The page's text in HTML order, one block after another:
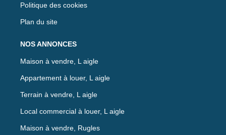
Politique des cookies
Plan du site
NOS ANNONCES
Maison à vendre, L aigle
Appartement à louer, L aigle
Terrain à vendre, L aigle
Local commercial à louer, L aigle
Maison à vendre, Rugles